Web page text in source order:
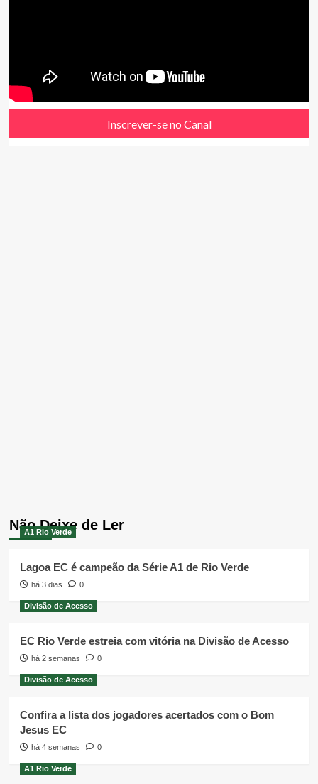
Inscrever-se no Canal
Não Deixe de Ler
A1 Rio Verde
Lagoa EC é campeão da Série A1 de Rio Verde
há 3 dias 0
Divisão de Acesso
EC Rio Verde estreia com vitória na Divisão de Acesso
há 2 semanas 0
Divisão de Acesso
Confira a lista dos jogadores acertados com o Bom
Jesus EC
há 4 semanas 0
A1 Rio Verde